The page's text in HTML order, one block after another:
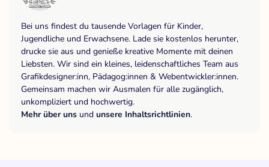
Bei uns findest du tausende Vorlagen für Kinder,
Jugendliche und Erwachsene. Lade sie kostenlos herunter,
drucke sie aus und genieße kreative Momente mit deinen
Liebsten. Wir sind ein kleines, leidenschaftliches Team aus
Grafikdesigner:inn, Pädagog:innen & Webentwickler:innen.
Gemeinsam machen wir Ausmalen für alle zugänglich,
unkompliziert und hochwertig.
Mehr über uns und unsere Inhaltsrichtlinien.